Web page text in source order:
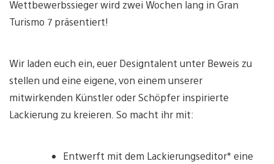
Wettbewerbssieger wird zwei Wochen lang in Gran
Turismo 7 präsentiert!
Wir laden euch ein, euer Designtalent unter Beweis zu
stellen und eine eigene, von einem unserer
mitwirkenden Künstler oder Schöpfer inspirierte
Lackierung zu kreieren. So macht ihr mit:
Entwerft mit dem Lackierungseditor* eine